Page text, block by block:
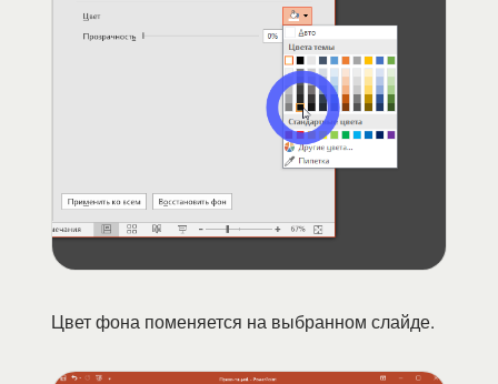
Цвет фона поменяется на выбранном слайде.